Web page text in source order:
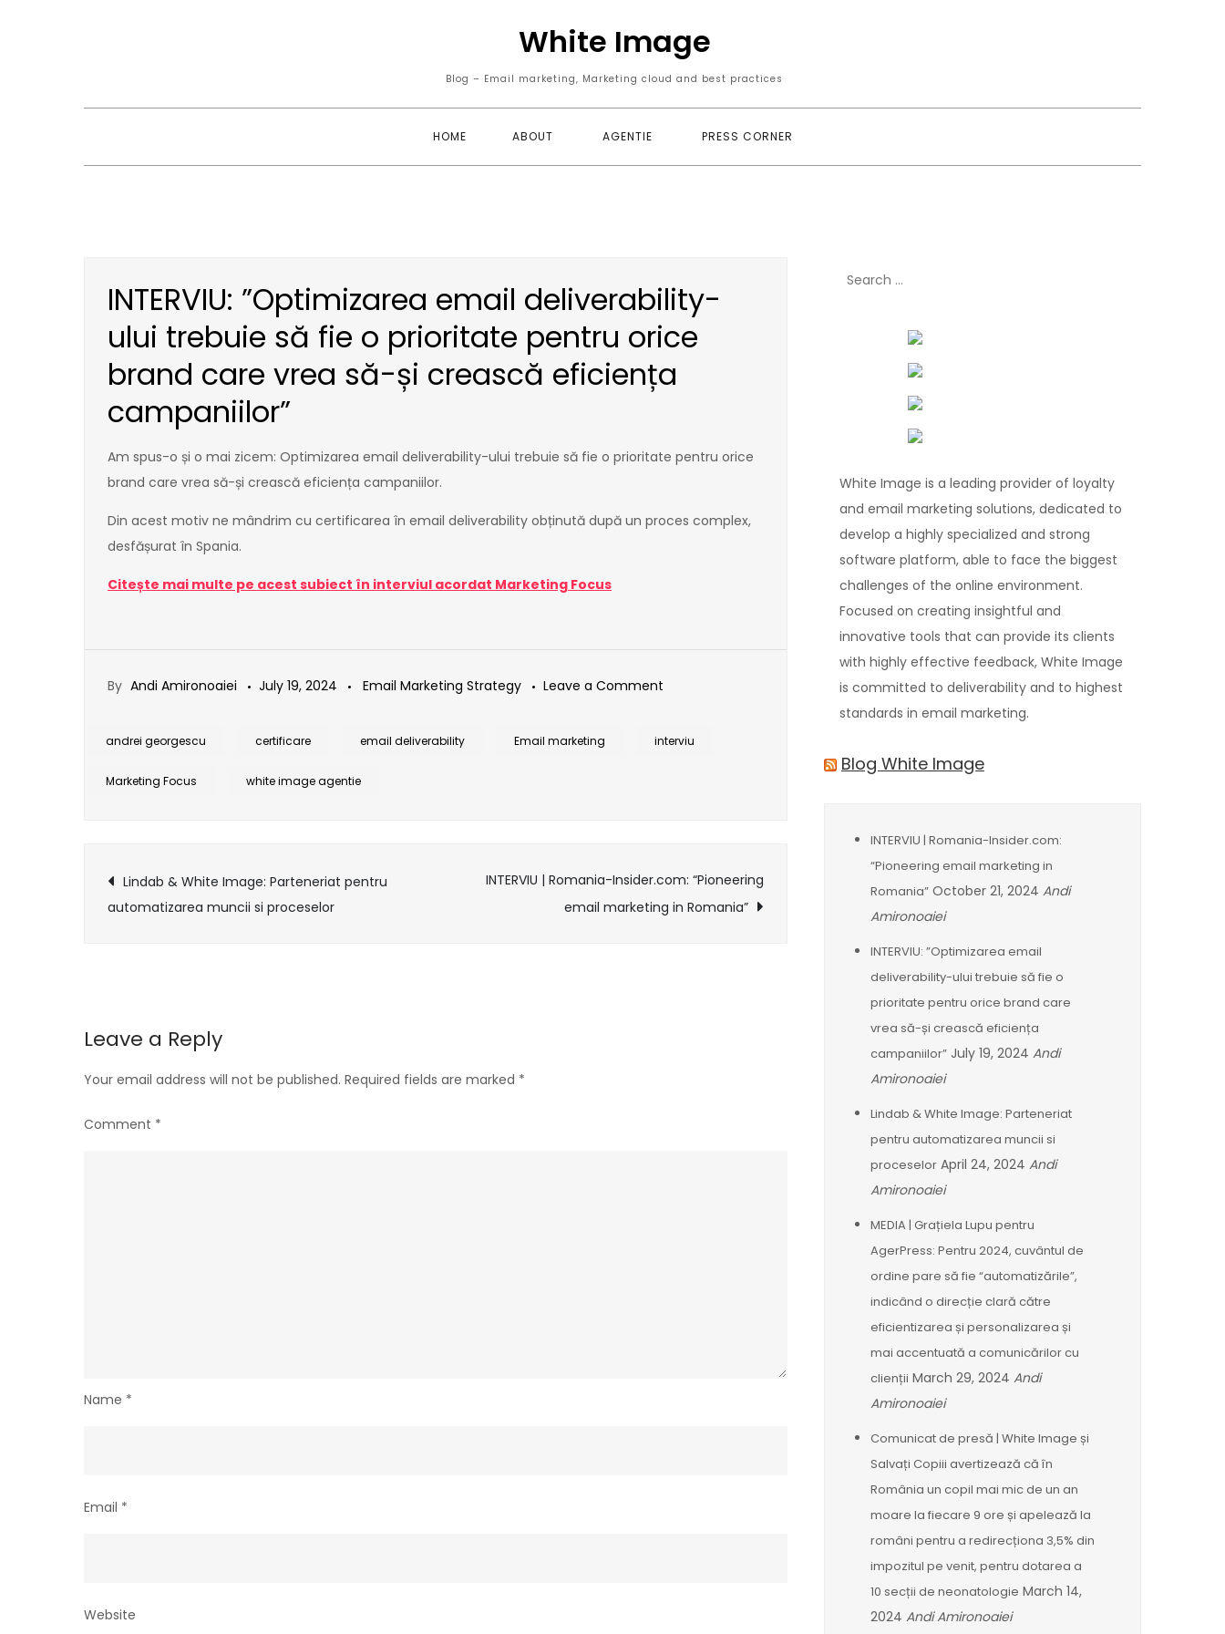
White Image
Blog – Email marketing, Marketing cloud and best practices
HOME ABOUT AGENTIE PRESS CORNER
INTERVIU: ”Optimizarea email deliverability-
ului trebuie să fie o prioritate pentru orice
brand care vrea să-și crească eficiența
campaniilor”
Am spus-o și o mai zicem: Optimizarea email deliverability-ului trebuie să fie o prioritate pentru orice
brand care vrea să-și crească eficiența campaniilor.
Din acest motiv ne mândrim cu certificarea în email deliverability obținută după un proces complex,
desfășurat în Spania.
Citește mai multe pe acest subiect în interviul acordat Marketing Focus
By Andi Amironoaiei July 19, 2024 Email Marketing Strategy Leave a Comment
”Optimizarea
fie
o
andrei georgescu certificare email deliverability Email marketing interviu
Marketing Focus white image agentie
Post
Lindab & White Image: Parteneriat pentru
automatizarea muncii si proceselor
INTERVIU | Romania-Insider.com: “Pioneering
email marketing in Romania”
Leave a Reply
Your email address will not be published. Required fields are marked *
Comment *
Name *
Email *
Website
White Image is a leading provider of loyalty
and email marketing solutions, dedicated to
develop a highly specialized and strong
software platform, able to face the biggest
challenges of the online environment.
Focused on creating insightful and
innovative tools that can provide its clients
with highly effective feedback, White Image
is committed to deliverability and to highest
standards in email marketing.
Blog White Image
INTERVIU | Romania-Insider.com:
“Pioneering email marketing in
Romania” October 21, 2024 Andi
Amironoaiei
INTERVIU: ”Optimizarea email
deliverability-ului trebuie să fie o
prioritate pentru orice brand care
vrea să-și crească eficiența
campaniilor” July 19, 2024 Andi
Amironoaiei
Lindab & White Image: Parteneriat
pentru automatizarea muncii si
proceselor April 24, 2024 Andi
Amironoaiei
MEDIA | Grațiela Lupu pentru
AgerPress: Pentru 2024, cuvântul de
ordine pare să fie “automatizările”,
indicând o direcție clară către
eficientizarea și personalizarea și
mai accentuată a comunicărilor cu
clienții March 29, 2024 Andi
Amironoaiei
Comunicat de presă | White Image și
Salvați Copiii avertizează că în
România un copil mai mic de un an
moare la fiecare 9 ore și apelează la
români pentru a redirecționa 3,5% din
impozitul pe venit, pentru dotarea a
10 secții de neonatologie March 14,
2024 Andi Amironoaiei